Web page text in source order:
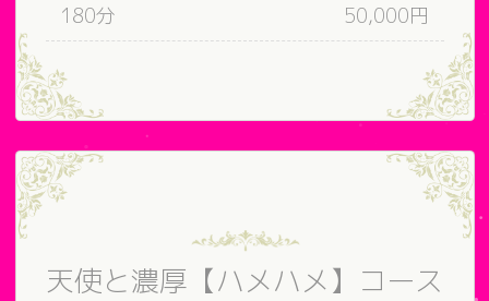
180分
50,000円
天使と濃厚【ハメハメ】コース